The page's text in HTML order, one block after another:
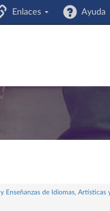
Enlaces Ayuda
Enseñanzas de Idiomas, Artísticas